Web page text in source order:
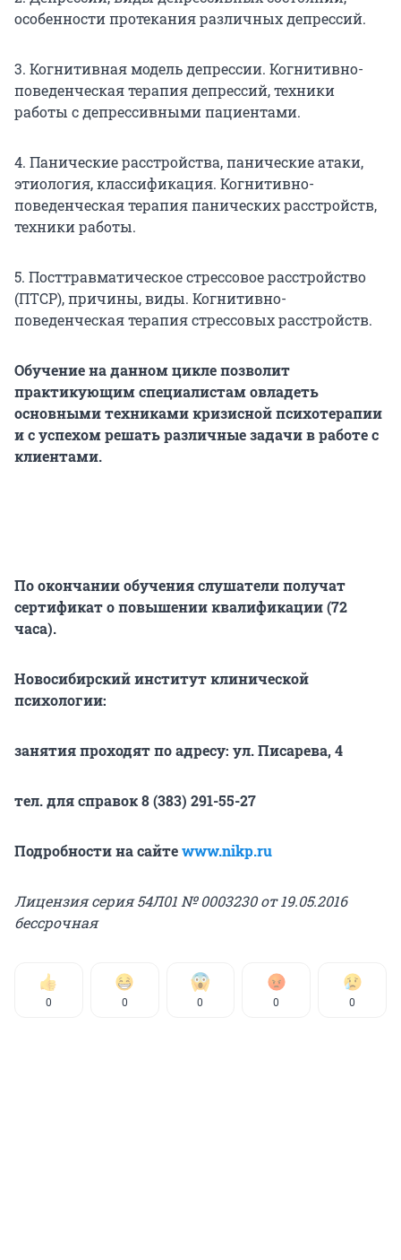
особенности протекания различных депрессий.
3. Когнитивная модель депрессии. Когнитивно-
поведенческая терапия депрессий, техники
работы с депрессивными пациентами.
4. Панические расстройства, панические атаки,
этиология, классификация. Когнитивно-
поведенческая терапия панических расстройств,
техники работы.
5. Посттравматическое стрессовое расстройство
(ПТСР), причины, виды. Когнитивно-
поведенческая терапия стрессовых расстройств.
Обучение на данном цикле позволит
практикующим специалистам овладеть
основными техниками кризисной психотерапии
и с успехом решать различные задачи в работе с
клиентами.
По окончании обучения слушатели получат
сертификат о повышении квалификации (72
часа).
Новосибирский институт клинической
психологии:
занятия проходят по адресу: ул. Писарева, 4
тел. для справок 8 (383) 291-55-27
Подробности на сайтеwww.nikp.ru
Лицензия серия 54Л01 № 0003230 от 19.05.2016
бессрочная
0 0 0 0 0